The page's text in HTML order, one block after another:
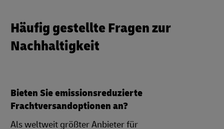
Häufig gestellte Fragen zur
Nachhaltigkeit
Bieten Sie emissionsreduzierte
Frachtversandoptionen an?
Als weltweit größter Anbieter für